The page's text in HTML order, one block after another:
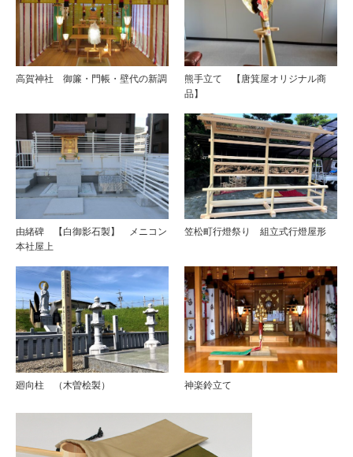
高賀神社 御簾・門帳・壁代の新調
熊手立て 【唐箕屋オリジナル商
品】
由緒碑 【白御影石製】 メニコン
本社屋上
笠松町行燈祭り 組立式行燈屋形
廻向柱 （木曽桧製） 神楽鈴立て